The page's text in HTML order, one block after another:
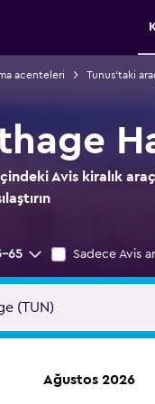
acenteleri Tunus'taki
Avis kiralık
65 Sadece Avis
Ağustos 2026